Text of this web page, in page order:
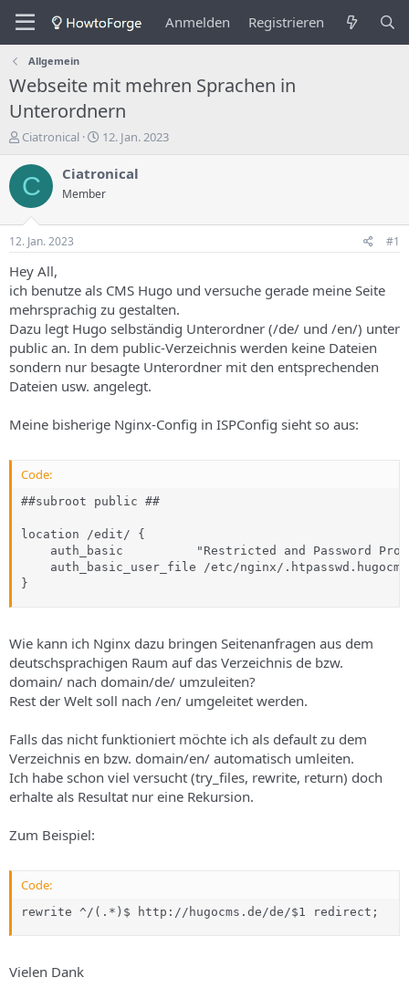
Anmelden Registrieren
Allgemein
Webseite mit mehren Sprachen in
Unterordnern
E
s
t
e
e
r
d
e
s
T
h
e
m
Ciatronical
E
s
e
g
s
d
a
t
u
m
12. Jan. 2023
C Ciatronical
Member
12. Jan. 2023 #1
Hey All,
ich benutze als CMS Hugo und versuche gerade meine Seite
mehrsprachig zu gestalten.
Dazu legt Hugo selbständig Unterordner (/de/ und /en/) unter
public an. In dem public-Verzeichnis werden keine Dateien
sondern nur besagte Unterordner mit den entsprechenden
Dateien usw. angelegt.
Meine bisherige Nginx-Config in ISPConfig sieht so aus:
Code:
##subroot public ##
location /edit/ {
auth_basic          "Restricted and Password
auth_basic_user_file /etc/nginx/
}
Wie kann ich Nginx dazu bringen Seitenanfragen aus dem
deutschsprachigen Raum auf das Verzeichnis de bzw.
domain/ nach domain/de/ umzuleiten?
Rest der Welt soll nach /en/ umgeleitet werden.
Falls das nicht funktioniert möchte ich als default zu dem
Verzeichnis en bzw. domain/en/ automatisch umleiten.
Ich habe schon viel versucht (try_files, rewrite, return) doch
erhalte als Resultat nur eine Rekursion.
Zum Beispiel:
Code:
rewrite ^/(.*)$ http://hugocms.de/de/$1 redirect;
Vielen Dank